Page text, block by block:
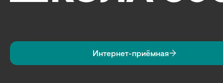
Интернет-приёмная